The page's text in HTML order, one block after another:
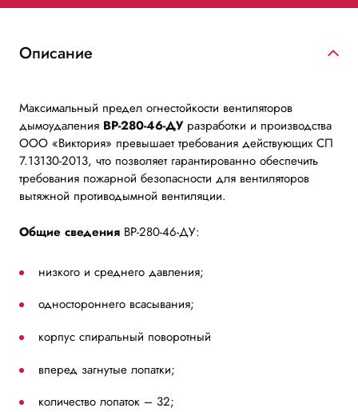
Описание
Максимальный предел огнестойкости вентиляторов
дымоудаления ВР-280-46-ДУразработки и производства
ООО «Виктория» превышает требования действующих СП
7.13130-2013, что позволяет гарантированно обеспечить
требования пожарной безопасности для вентиляторов
вытяжной противодымной вентиляции.
Общие сведения ВР-280-46-ДУ:
низкого и среднего давления;
одностороннего всасывания;
корпус спиральный поворотный
вперед загнутые лопатки;
количество лопаток – 32;